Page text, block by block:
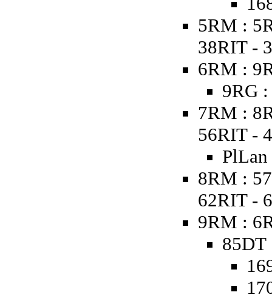
5RM :
38RIT -
6RM :
9RG
7RM :
56RIT -
8RM :
62RIT -
9RM :
85DT